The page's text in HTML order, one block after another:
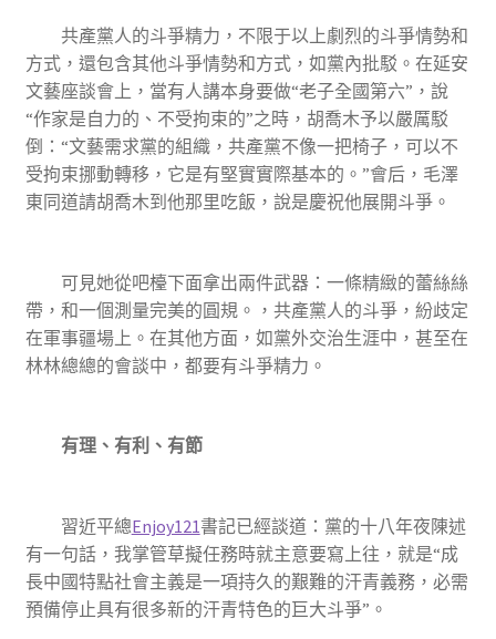
共產黨人的斗爭精力，不限于以上劇烈的斗爭情勢和
方式，還包含其他斗爭情勢和方式，如黨內批駁。在延安
文藝座談會上，當有人講本身要做“老子全國第六”，說
“作家是自力的、不受拘束的”之時，胡喬木予以嚴厲駁
倒：“文藝需求黨的組織，共產黨不像一把椅子，可以不
受拘束挪動轉移，它是有堅實實際基本的。”會后，毛澤
東同道請胡喬木到他那里吃飯，說是慶祝他展開斗爭。
可見她從吧檯下面拿出兩件武器：一條精緻的蕾絲絲
帶，和一個測量完美的圓規。，共產黨人的斗爭，紛歧定
在軍事疆場上。在其他方面，如黨外交治生涯中，甚至在
林林總總的會談中，都要有斗爭精力。
有理、有利、有節
習近平總Enjoy121書記已經談道：黨的十八年夜陳述
有一句話，我掌管草擬任務時就主意要寫上往，就是“成
長中國特點社會主義是一項持久的艱難的汗青義務，必需
預備停止具有很多新的汗青特色的巨大斗爭”。